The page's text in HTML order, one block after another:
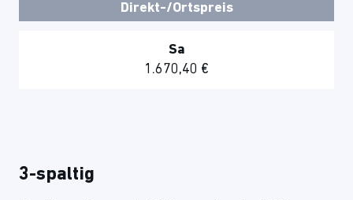
Direkt-/Ortspreis
Sa
1.670,40 €
3-spaltig